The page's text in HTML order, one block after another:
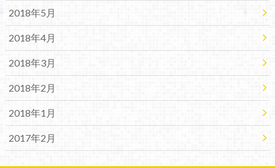
2018年5月
2018年4月
2018年3月
2018年2月
2018年1月
2017年2月